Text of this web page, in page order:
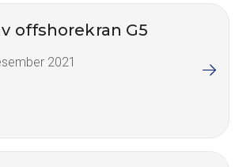
offshorekran G5
2021